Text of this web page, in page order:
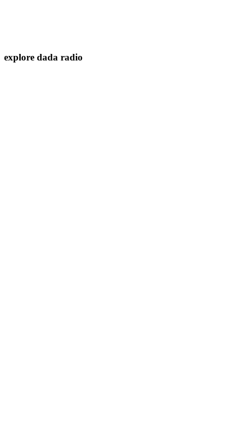
explore dada radio